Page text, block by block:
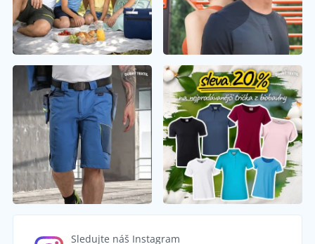
Sledujte náš Instagram